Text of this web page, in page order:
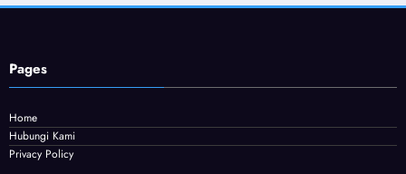
Pages
Home
Hubungi Kami
Privacy Policy